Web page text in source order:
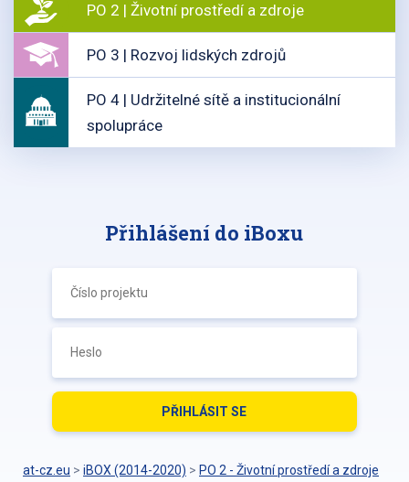
PO 2 | Životní prostředí a zdroje
PO 3 | Rozvoj lidských zdrojů
PO 4 | Udržitelné sítě a institucionální
spolupráce
Přihlášení do iBoxu
at-cz.eu > iBOX (2014-2020) > PO 2 - Životní prostředí a zdroje